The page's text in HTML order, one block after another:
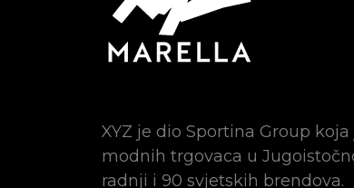
XYZ je dio Sportina Group
modnih trgovaca u
radnji i 90 svjetskih brendova.